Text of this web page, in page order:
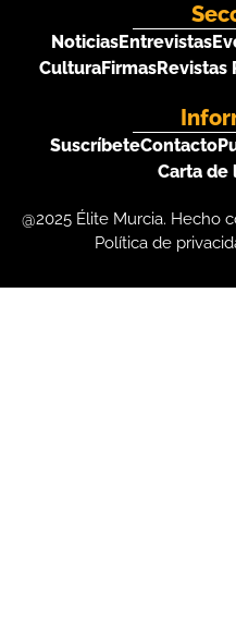
NoticiasEntrevistas
CulturaFirmasRevistas
SuscríbeteContacto
Carta de
@2025 Élite Murcia. Hecho
Política de